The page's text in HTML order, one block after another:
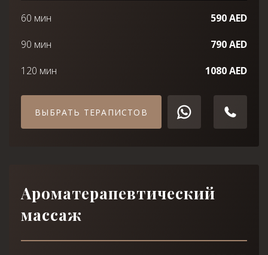
60 мин
590 AED
90 мин
790 AED
120 мин
1080 AED
ВЫБРАТЬ ТЕРАПИСТОВ
Ароматерапевтический
массаж